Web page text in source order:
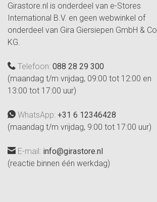
Girastore.nl is onderdeel van e-Stores
International B.V. en geen webwinkel of
onderdeel van Gira Giersiepen GmbH & Co.
KG.
Telefoon: 088 28 29 300
(maandag t/m vrijdag, 09:00 tot 12:00 en
13:00 tot 17:00 uur)
WhatsApp: +31 6 12346428
(maandag t/m vrijdag, 9:00 tot 17:00 uur)
E-mail: info@girastore.nl
(reactie binnen één werkdag)